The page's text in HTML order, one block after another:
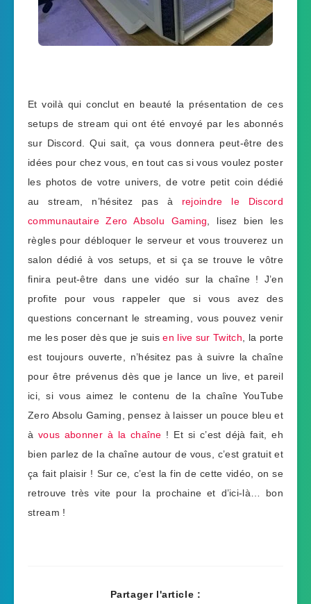
Et voilà qui conclut en beauté la présentation de ces
setups de stream qui ont été envoyé par les abonnés
sur Discord. Qui sait, ça vous donnera peut-être des
idées pour chez vous, en tout cas si vous voulez poster
les photos de votre univers, de votre petit coin dédié
au stream, n’hésitez pas à rejoindre le Discord
communautaire Zero Absolu Gaming , lisez bien les
règles pour débloquer le serveur et vous trouverez un
salon dédié à vos setups, et si ça se trouve le vôtre
finira peut-être dans une vidéo sur la chaîne ! J’en
profite pour vous rappeler que si vous avez des
questions concernant le streaming, vous pouvez venir
me les poser dès que je suisen live sur Twitch , la porte
est toujours ouverte, n’hésitez pas à suivre la chaîne
pour être prévenus dès que je lance un live, et pareil
ici, si vous aimez le contenu de la chaîne YouTube
Zero Absolu Gaming, pensez à laisser un pouce bleu et
à vous abonner à la chaîne ! Et si c’est déjà fait, eh
bien parlez de la chaîne autour de vous, c’est gratuit et
ça fait plaisir ! Sur ce, c’est la fin de cette vidéo, on se
retrouve très vite pour la prochaine et d’ici-là… bon
stream !
Partager l'article :